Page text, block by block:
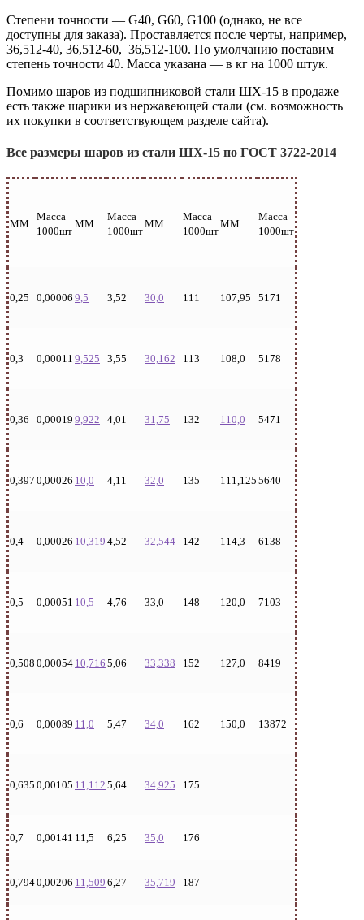
Степени точности — G40, G60, G100 (однако, не все
доступны для заказа). Проставляется после черты, например,
36,512-40, 36,512-60, 36,512-100. По умолчанию поставим
степень точности 40. Масса указана — в кг на 1000 штук.
Помимо шаров из подшипниковой стали ШХ-15 в продаже
есть также шарики из нержавеющей стали (см. возможность
их покупки в соответствующем разделе сайта).
Все размеры шаров из стали ШХ-15 по ГОСТ 3722-2014
ММ
Масса
1000шт
ММ
Масса
1000шт
ММ
Масса
1000шт
ММ
Масса
1000шт
0,25 0,00006 9,5 3,52 30,0 111 107,95 5171
0,3 0,00011 9,525 3,55 30,162 113 108,0 5178
0,36 0,00019 9,922 4,01 31,75 132 110,0 5471
0,397 0,00026 10,0 4,11 32,0 135 111,125 5640
0,4 0,00026 10,319 4,52 32,544 142 114,3 6138
0,5 0,00051 10,5 4,76 33,0 148 120,0 7103
0,508 0,00054 10,716 5,06 33,338 152 127,0 8419
0,6 0,00089 11,0 5,47 34,0 162 150,0 13872
0,635 0,00105 11,112 5,64 34,925 175
0,7 0,00141 11,5 6,25 35,0 176
0,7940,00206 11,509 6,27 35,719 187